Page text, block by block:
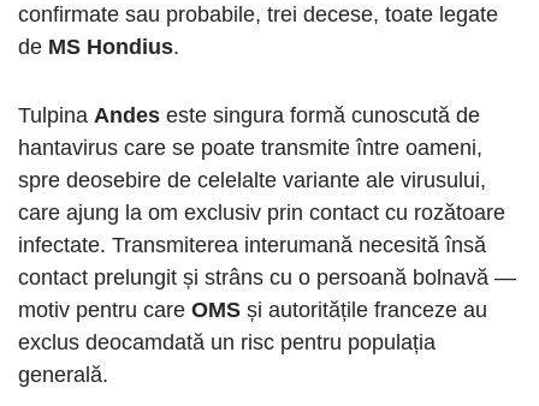
confirmate sau probabile, trei decese, toate legate
de MS Hondius.
Tulpina Andes este singura formă cunoscută de
hantavirus care se poate transmite între oameni,
spre deosebire de celelalte variante ale virusului,
care ajung la om exclusiv prin contact cu rozătoare
infectate. Transmiterea interumană necesită însă
contact prelungit și strâns cu o persoană bolnavă —
motiv pentru care OMS și autoritățile franceze au
exclus deocamdată un risc pentru populația
generală.